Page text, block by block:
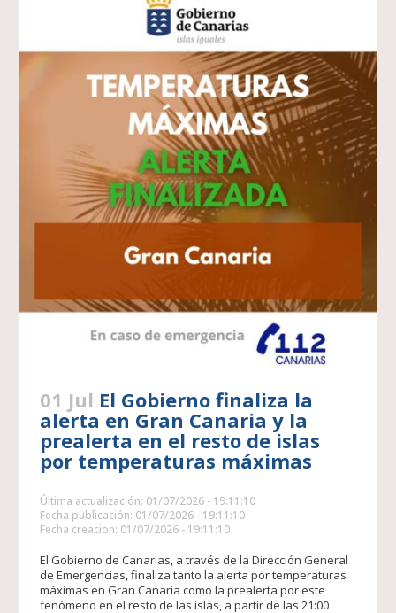
01 Jul El Gobierno finaliza la
alerta en Gran Canaria y la
prealerta en el resto de islas
por temperaturas máximas
Última actualización: 01/07/2026 - 19:11:10
Fecha publicación: 01/07/2026 - 19:11:10
Fecha creacion: 01/07/2026 - 19:11:10
El Gobierno de Canarias, a través de la Dirección General
de Emergencias, finaliza tanto la alerta por temperaturas
máximas en Gran Canaria como la prealerta por este
fenómeno en el resto de las islas, a partir de las 21:00